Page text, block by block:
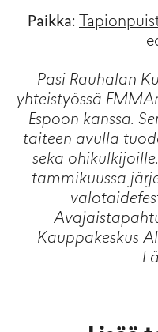
Paikka:
Pasi Rauhalan
yhteistyössä
Espoon kanssa.
taiteen avulla
sekä ohikulkijoille.
tammikuussa
Kauppakeskus